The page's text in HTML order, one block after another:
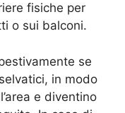
fisiche per
o sui balconi.
se
in modo
e diventino